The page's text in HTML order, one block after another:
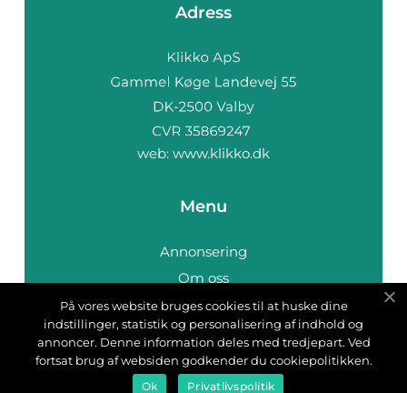
Adress
web: www.klikko.dk
Menu
Annonsering
Om oss
Cookies
Kontakta oss
Sitemap
På vores website bruges cookies til at huske dine
indstillinger, statistik og personalisering af indhold og
annoncer. Denne information deles med tredjepart. Ved
fortsat brug af websiden godkender du cookiepolitikken.
Ok Privatlivspolitik